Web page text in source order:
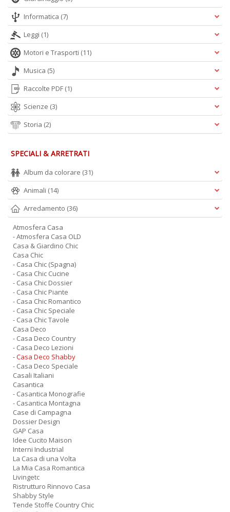
Informatica (7)
Leggi (1)
Motori e Trasporti (11)
Musica (5)
Raccolte PDF (1)
Scienze (3)
Storia (2)
SPECIALI & ARRETRATI
Album da colorare (31)
Animali (14)
Arredamento (36)
Atmosfera Casa
- Atmosfera Casa OLD
Casa & Giardino Chic
Casa Chic
- Casa Chic (Spagna)
- Casa Chic Cucine
- Casa Chic Dossier
- Casa Chic Piante
- Casa Chic Romantico
- Casa Chic Speciale
- Casa Chic Tavole
Casa Deco
- Casa Deco Country
- Casa Deco Lezioni
- Casa Deco Shabby
- Casa Deco Speciale
Casali Italiani
Casantica
- Casantica Monografie
- Casantica Montagna
Case di Campagna
Dossier Design
GAP Casa
Idee Cucito Maison
Interni Industrial
La Casa di una Volta
La Mia Casa Romantica
Livingetc
Ristrutturo Rinnovo Casa
Shabby Style
Tende Stoffe Country Chic